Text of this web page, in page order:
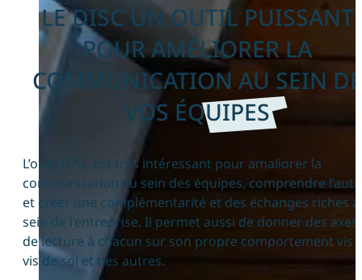
LE DISC UN OUTIL PUISSANT
POUR AMÉLIORER LA
COMMUNICATION AU SEIN DE
VOS ÉQUIPES
L’outil DISC est très intéressant pour amaliorer la
communication au sein des équipes, comprendre
et créer une complémentarité et des échanges riches
sein de l’entreprise. Il permet aussi de donner des axes
de lecture à chacun sur son propre comportement vis
vis de soi et des autres.